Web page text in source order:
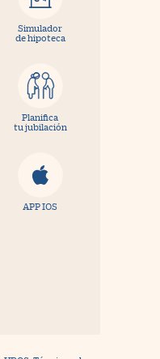
Simulador
de hipoteca
Planifica
tu jubilación
APP IOS